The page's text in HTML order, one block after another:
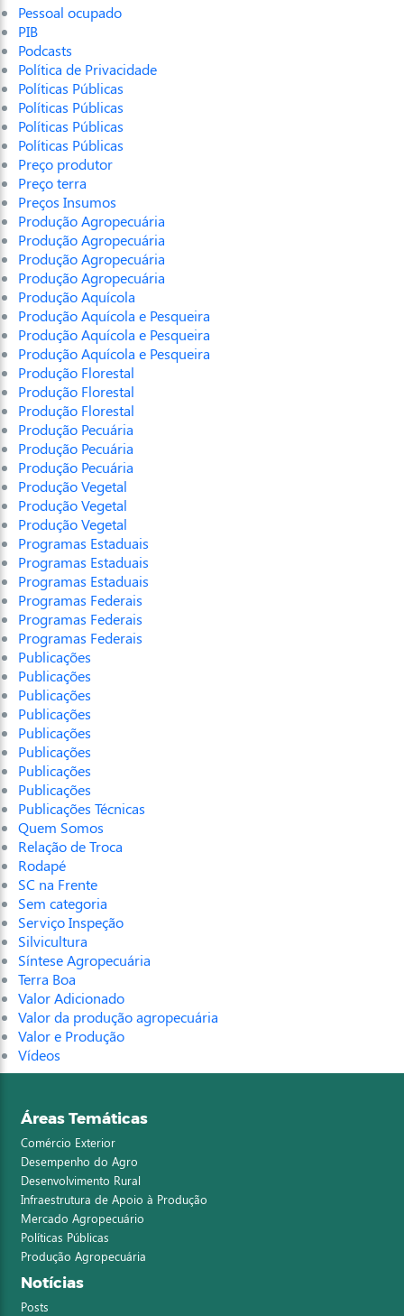
Pessoal ocupado
PIB
Podcasts
Política de Privacidade
Políticas Públicas
Políticas Públicas
Políticas Públicas
Políticas Públicas
Preço produtor
Preço terra
Preços Insumos
Produção Agropecuária
Produção Agropecuária
Produção Agropecuária
Produção Agropecuária
Produção Aquícola
Produção Aquícola e Pesqueira
Produção Aquícola e Pesqueira
Produção Aquícola e Pesqueira
Produção Florestal
Produção Florestal
Produção Florestal
Produção Pecuária
Produção Pecuária
Produção Pecuária
Produção Vegetal
Produção Vegetal
Produção Vegetal
Programas Estaduais
Programas Estaduais
Programas Estaduais
Programas Federais
Programas Federais
Programas Federais
Publicações
Publicações
Publicações
Publicações
Publicações
Publicações
Publicações
Publicações
Publicações Técnicas
Quem Somos
Relação de Troca
Rodapé
SC na Frente
Sem categoria
Serviço Inspeção
Silvicultura
Síntese Agropecuária
Terra Boa
Valor Adicionado
Valor da produção agropecuária
Valor e Produção
Vídeos
Áreas Temáticas
Comércio Exterior
Desempenho do Agro
Desenvolvimento Rural
Infraestrutura de Apoio à Produção
Mercado Agropecuário
Políticas Públicas
Produção Agropecuária
Notícias
Posts